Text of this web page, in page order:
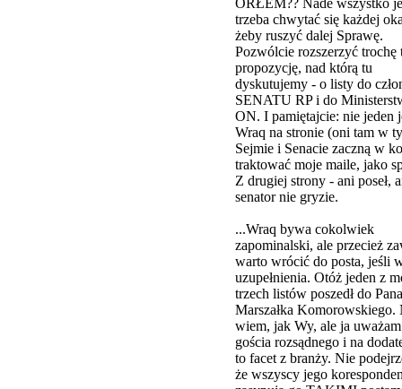
ORŁEM?? Nade wszystko
trzeba chwytać się każdej
żeby ruszyć dalej Sprawę.
Pozwólcie rozszerzyć trochę
propozycję, nad którą tu
dyskutujemy - o listy do
SENATU RP i do
ON. I pamiętajcie: nie jeden
Wraq na stronie (oni tam w
Sejmie i Senacie zaczną w
traktować moje maile, jako
Z drugiej strony - ani poseł,
senator nie gryzie.
...Wraq bywa cokolwiek
zapominalski, ale przecież
warto wrócić do posta, jeśli
uzupełnienia. Otóż jeden z
trzech listów poszedł do Pana
Marszałka Komorowskiego.
wiem, jak Wy, ale ja
gościa rozsądnego i na
to facet z branży. Nie
że wszyscy jego